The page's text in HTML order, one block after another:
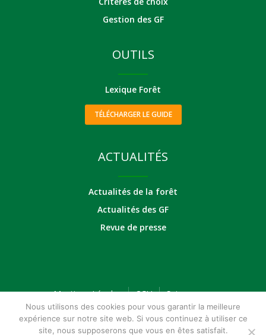
Gestion des GF
OUTILS
Lexique Forêt
TÉLÉCHARGER LE GUIDE
ACTUALITÉS
Actualités de la forêt
Actualités des GF
Revue de presse
Mentions Légales CGU Suivez-nous
Nous utilisons des cookies pour vous garantir la meilleure
expérience sur notre site web. Si vous continuez à utiliser ce
site, nous supposerons que vous en êtes satisfait.